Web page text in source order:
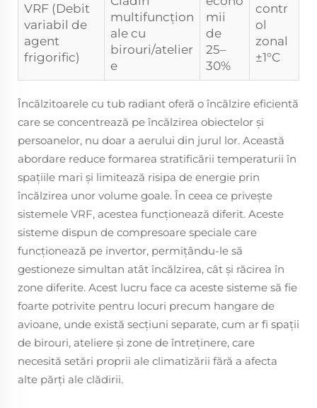
VRF (Debit
variabil de
agent
frigorific)
multifuncțion
ale cu
birouri/atelier
e
mii
de
25–
30%
contr
ol
zonal
±1°C
Încălzitoarele cu tub radiant oferă o încălzire eficientă
care se concentrează pe încălzirea obiectelor și
persoanelor, nu doar a aerului din jurul lor. Această
abordare reduce formarea stratificării temperaturii în
spațiile mari și limitează risipa de energie prin
încălzirea unor volume goale. În ceea ce privește
sistemele VRF, acestea funcționează diferit. Aceste
sisteme dispun de compresoare speciale care
funcționează pe invertor, permițându-le să
gestioneze simultan atât încălzirea, cât și răcirea în
zone diferite. Acest lucru face ca aceste sisteme să fie
foarte potrivite pentru locuri precum hangare de
avioane, unde există secțiuni separate, cum ar fi spații
de birouri, ateliere și zone de întreținere, care
necesită setări proprii ale climatizării fără a afecta
alte părți ale clădirii.